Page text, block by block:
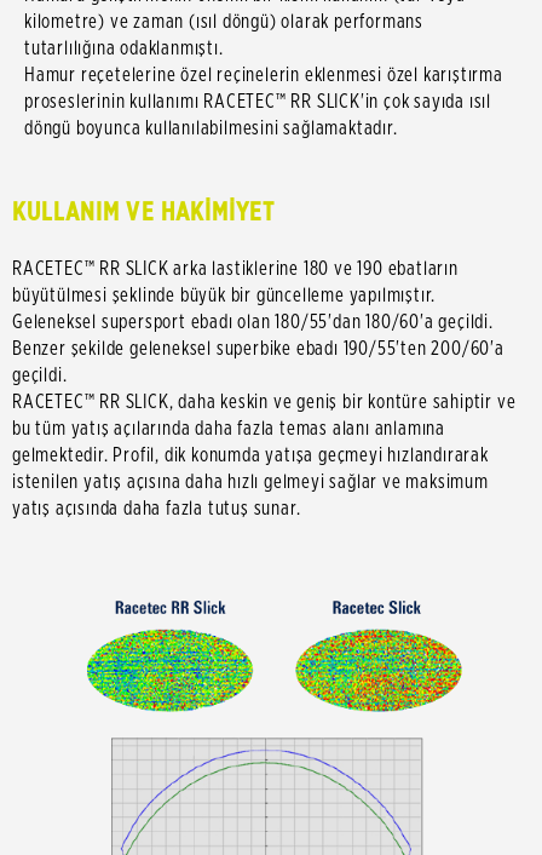
kilometre) ve zaman (ısıl döngü) olarak performans
tutarlılığına odaklanmıştı.
Hamur reçetelerine özel reçinelerin eklenmesi özel karıştırma
proseslerinin kullanımı RACETEC™ RR SLICK'in çok sayıda ısıl
döngü boyunca kullanılabilmesini sağlamaktadır.
KULLANIM VE HAKİMİYET
RACETEC™ RR SLICK arka lastiklerine 180 ve 190 ebatların
büyütülmesi şeklinde büyük bir güncelleme yapılmıştır.
Geleneksel supersport ebadı olan 180/55'dan 180/60'a geçildi.
Benzer şekilde geleneksel superbike ebadı 190/55'ten 200/60'a
geçildi.
RACETEC™ RR SLICK, daha keskin ve geniş bir kontüre sahiptir ve
bu tüm yatış açılarında daha fazla temas alanı anlamına
gelmektedir. Profil, dik konumda yatışa geçmeyi hızlandırarak
istenilen yatış açısına daha hızlı gelmeyi sağlar ve maksimum
yatış açısında daha fazla tutuş sunar.